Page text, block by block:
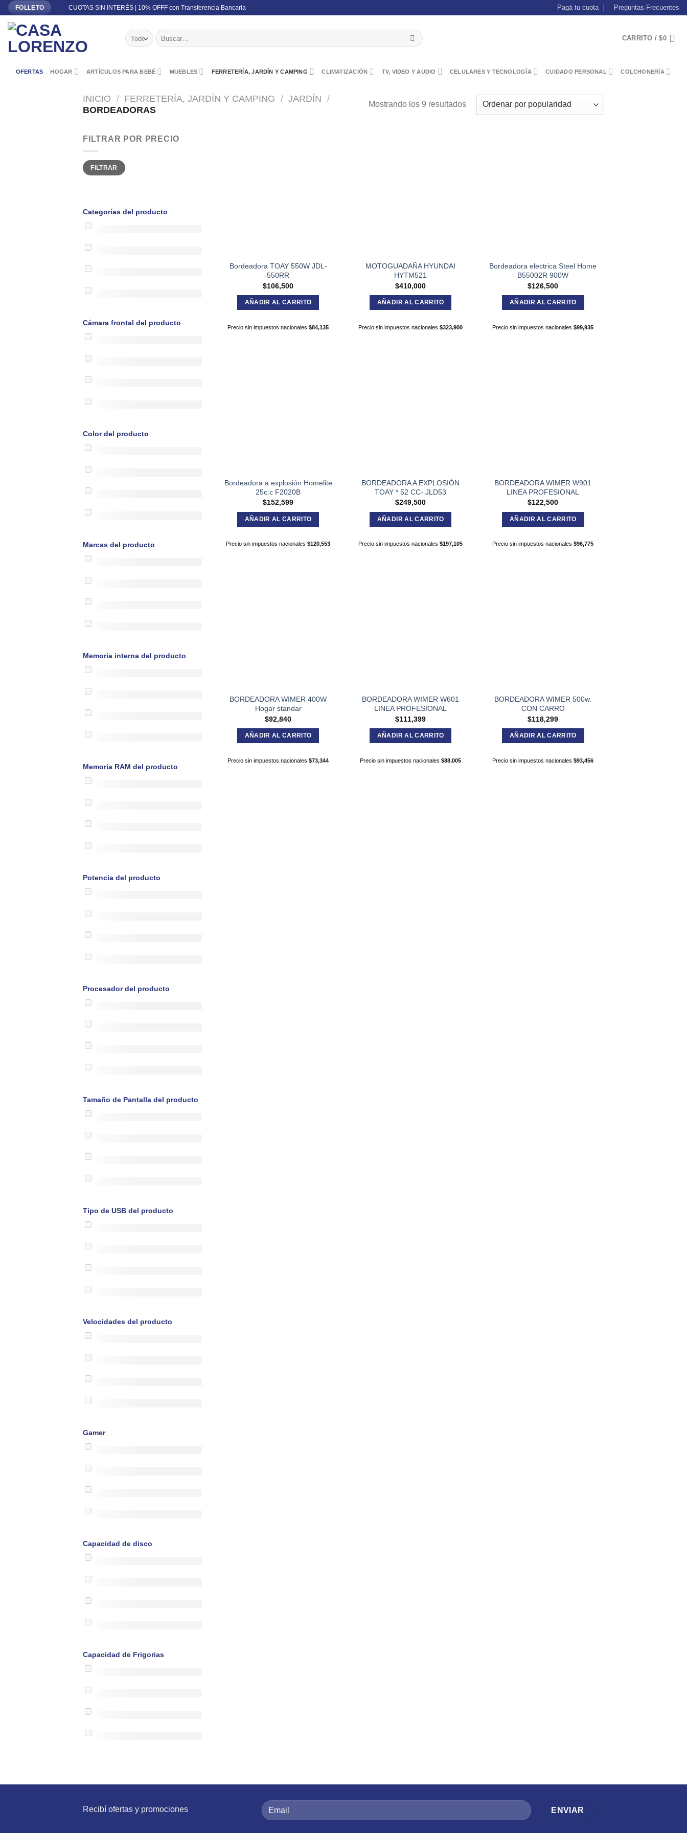
Skip
content
FOLLETO CUOTAS SIN INTERÉS | 10% OFFF con Transferencia Bancaria Pagá tu cuota Preguntas Frecuentes
Buscar
por:
CARRITO /$0
OFERTAS HOGAR ARTÍCULOS PARA BEBÉ MUEBLES FERRETERÍA, JARDÍN Y CAMPING CLIMATIZACIÓN TV, VIDEO Y AUDIO CELULARES Y TECNOLOGÍA CUIDADO PERSONAL COLCHONERÍA
INICIO / FERRETERÍA, JARDÍN Y CAMPING / JARDÍN /
BORDEADORAS
Mostrando los 9 resultados
FILTRAR POR PRECIO
Precio
mínimo
Precio
máximo
FILTRAR
Categorías del producto
Cámara frontal del producto
Color del producto
Marcas del producto
Memoria interna del producto
Memoria RAM del producto
Potencia del producto
Procesador del producto
Tamaño de Pantalla del producto
Tipo de USB del producto
Velocidades del producto
Gamer
Capacidad de disco
Capacidad de Frigorias
Bordeadora TOAY 550W JDL-
550RR
$106,500
AÑADIR AL CARRITO
Precio sin impuestos nacionales$84,135
MOTOGUADAÑA HYUNDAI
HYTM521
$410,000
AÑADIR AL CARRITO
Precio sin impuestos nacionales$323,900
Bordeadora electrica Steel Home
B55002R 900W
$126,500
AÑADIR AL CARRITO
Precio sin impuestos nacionales$99,935
Bordeadora a explosión Homelite
25c.c F2020B
$152,599
AÑADIR AL CARRITO
Precio sin impuestos nacionales$120,553
BORDEADORA A EXPLOSIÓN
TOAY * 52 CC- JLD53
$249,500
AÑADIR AL CARRITO
Precio sin impuestos nacionales$197,105
BORDEADORA WIMER W901
LINEA PROFESIONAL
$122,500
AÑADIR AL CARRITO
Precio sin impuestos nacionales$96,775
BORDEADORA WIMER 400W
Hogar standar
$92,840
AÑADIR AL CARRITO
Precio sin impuestos nacionales$73,344
BORDEADORA WIMER W601
LINEA PROFESIONAL
$111,399
AÑADIR AL CARRITO
Precio sin impuestos nacionales$88,005
BORDEADORA WIMER 500w.
CON CARRO
$118,299
AÑADIR AL CARRITO
Precio sin impuestos nacionales$93,456
Recibí ofertas y promociones